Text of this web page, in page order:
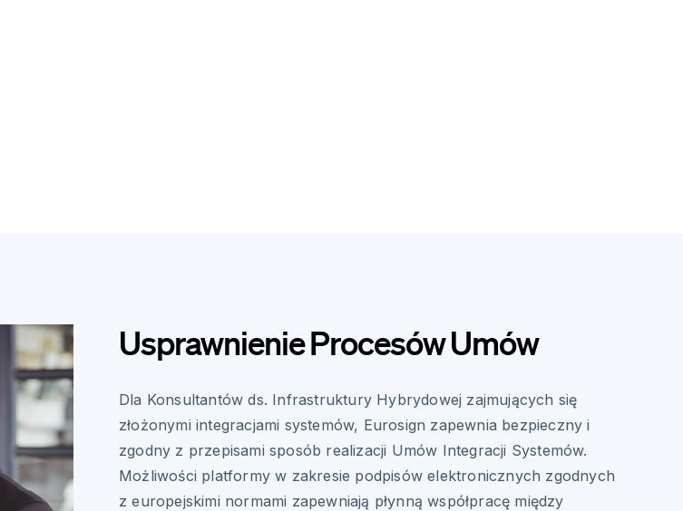
Usprawnienie Procesów Umów
Dla Konsultantów ds. Infrastruktury Hybrydowej zajmujących się
złożonymi integracjami systemów, Eurosign zapewnia bezpieczny i
zgodny z przepisami sposób realizacji Umów Integracji Systemów.
Możliwości platformy w zakresie podpisów elektronicznych zgodnych
z europejskimi normami zapewniają płynną współpracę między